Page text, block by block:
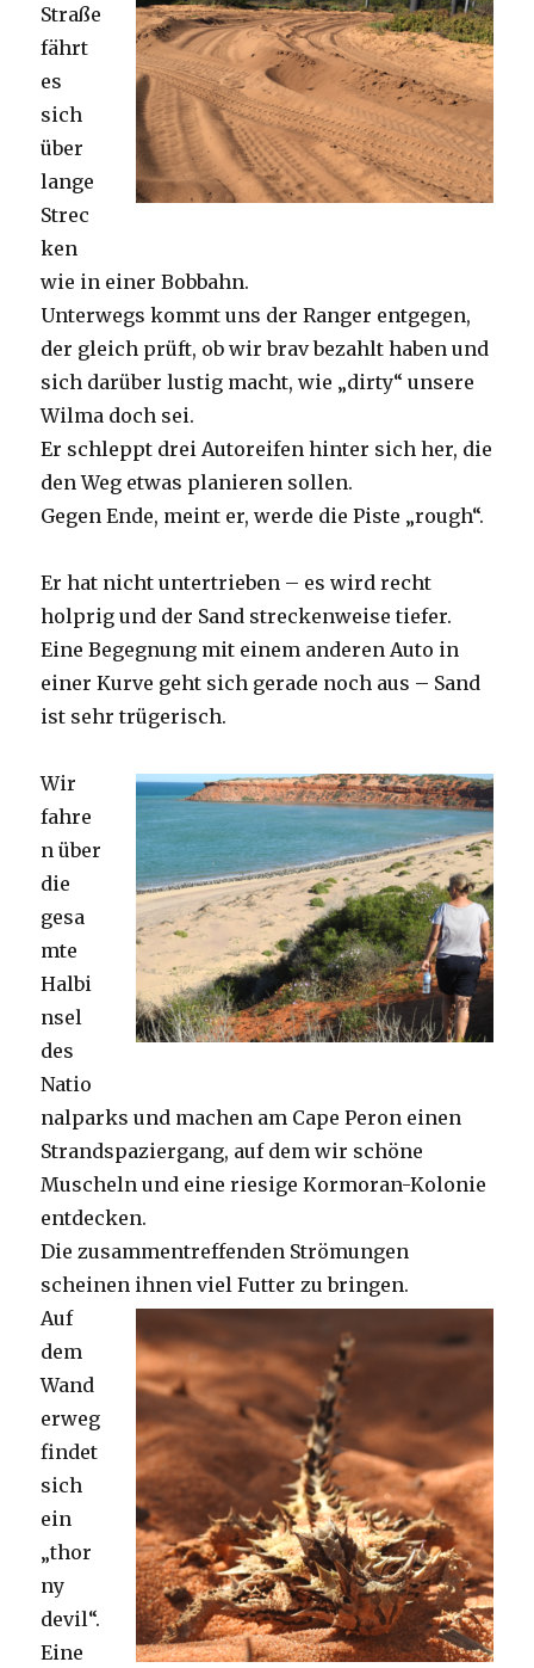
Straße
fährt
es
sich
über
lange
Strec
ken
wie in einer Bobbahn.
Unterwegs kommt uns der Ranger entgegen,
der gleich prüft, ob wir brav bezahlt haben und
sich darüber lustig macht, wie „dirty“ unsere
Wilma doch sei.
Er schleppt drei Autoreifen hinter sich her, die
den Weg etwas planieren sollen.
Gegen Ende, meint er, werde die Piste „rough“.
Er hat nicht untertrieben – es wird recht
holprig und der Sand streckenweise tiefer.
Eine Begegnung mit einem anderen Auto in
einer Kurve geht sich gerade noch aus – Sand
ist sehr trügerisch.
Wir
fahre
n über
die
gesa
mte
Halbi
nsel
des
Natio
nalparks und machen am Cape Peron einen
Strandspaziergang, auf dem wir schöne
Muscheln und eine riesige Kormoran-Kolonie
entdecken.
Die zusammentreffenden Strömungen
scheinen ihnen viel Futter zu bringen.
Auf
dem
Wand
erweg
findet
sich
ein
„thor
ny
devil“.
Eine